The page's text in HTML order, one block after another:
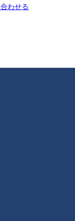
わせる